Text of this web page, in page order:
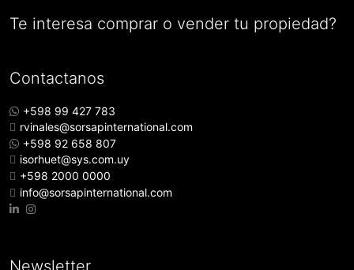
Te interesa comprar o vender tu propiedad?
Contactanos
+598 99 427 783
rvinales@sorsapinternational.com
+598 92 658 807
isorhuet@sys.com.uy
+598 2000 0000
info@sorsapinternational.com
Newsletter